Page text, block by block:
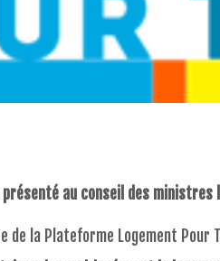
au conseil des
de la Plateforme Logement